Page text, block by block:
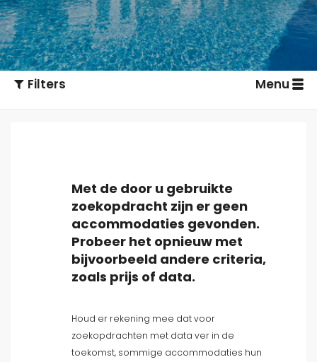
Filters Menu
Afstanden
Met de door u gebruikte
zoekopdracht zijn er geen
accommodaties gevonden.
Probeer het opnieuw met
bijvoorbeeld andere criteria,
zoals prijs of data.
Houd er rekening mee dat voor
zoekopdrachten met data ver in de
toekomst, sommige accommodaties hun